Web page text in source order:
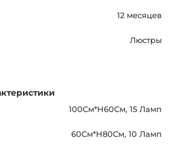
12 месяцев
Люстры
100См*H60См, 15 Ламп
60См*H80См, 10 Ламп